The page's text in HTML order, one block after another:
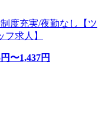
度充実/夜勤なし【ツ
求人】
円〜1,437円